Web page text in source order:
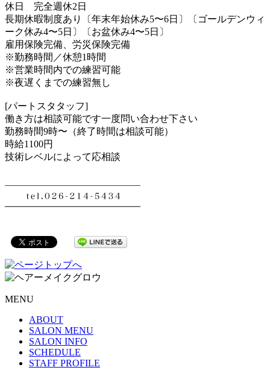
休日 完全週休2日
長期休暇制度あり〔年末年始休み5〜6日〕〔ゴールデンウィ
ーク休み4〜5日〕〔お盆休み4〜5日〕
雇用保険完備、労災保険完備
※勤務時間／休憩1時間
※営業時間内での練習可能
※夜遅くまでの練習無し
[パートスタタッフ]
働き方は相談可能です一度問い合わせ下さい
勤務時間9時〜（終了時間は相談可能）
時給1100円
技術レベルによって応相談
MENU
ABOUT
SALON MENU
SALON INFO
SCHEDULE
STAFF PROFILE